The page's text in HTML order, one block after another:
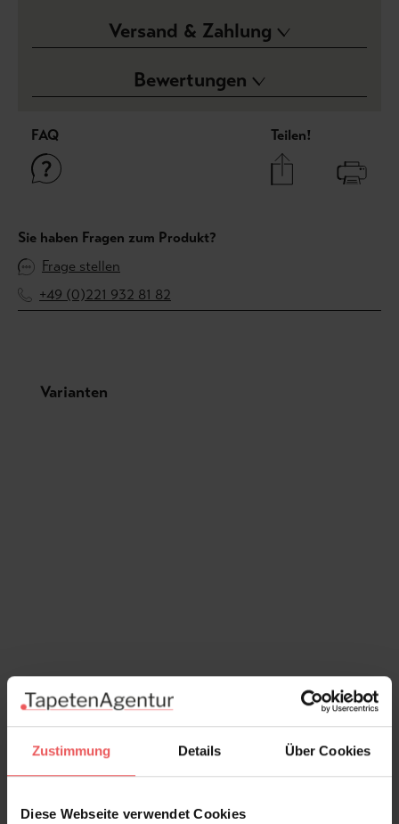
Zustimmung Details Über Cookies
Diese Webseite verwendet Cookies
Versand & Zahlung
Bewertungen
FAQ Teilen!
Sie haben Fragen zum Produkt?
Frage stellen
+49 (0)221 932 81 82
Produktgalerie überspringen
Varianten